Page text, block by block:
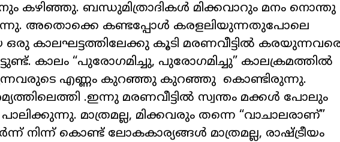
കഴിഞ്ഞു. ബന്ധുമിത്രാദികൾ മിക്കവാറും മനം നൊന്തു
അതൊക്കെ കണ്ടപ്പോൾ കരളലിയുന്നതുപോലെ
കാലഘട്ടത്തിലേക്കു കൂടി മരണവീട്ടിൽ
കാലം “പുരോഗമിച്ചു, പുരോഗമിച്ചു” കാലക്രമത്തിൽ
എണ്ണം കുറഞ്ഞു കുറഞ്ഞു കൊണ്ടിരുന്നു.
.ഇന്നു മരണവീട്ടിൽ സ്വന്തം മക്കൾ പോലും
മാത്രമല്ല, മിക്കവരും തന്നെ “വാചാലരാണ്”
നിന്ന് കൊണ്ട് ലോകകാര്യങ്ങൾ മാത്രമല്ല, രാഷ്ട്രീയം